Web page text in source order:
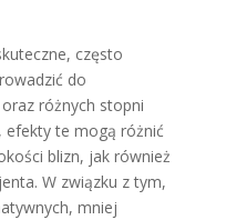
często
do
różnych stopni
efekty te mogą różnić
blizn, jak również
W związku z tym,
mniej